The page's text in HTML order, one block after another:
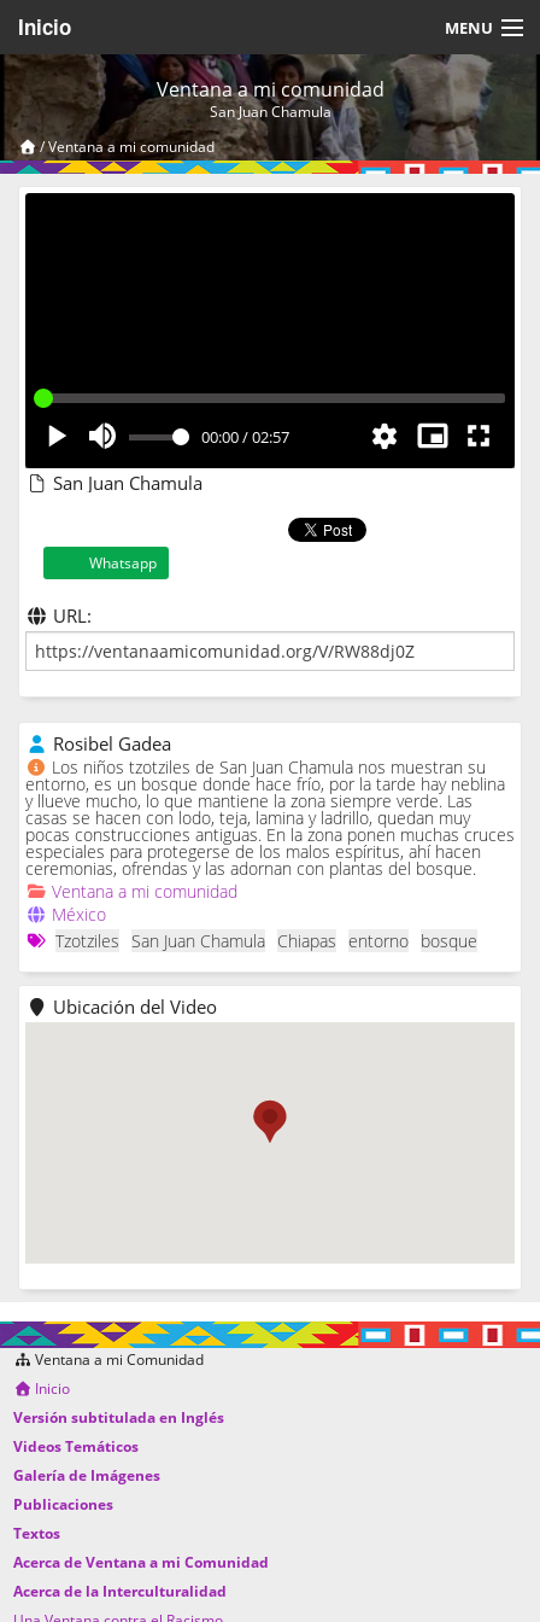
Inicio MENU
Acerca de
Videos Temáticos
Cerrar Sesión
Ventana a mi comunidad
San Juan Chamula
/Ventana a mi comunidad
00:00/02:57
San Juan Chamula
Whatsapp
URL:
Rosibel Gadea
Los niños tzotziles de San Juan Chamula nos muestran su
entorno, es un bosque donde hace frío, por la tarde hay neblina
y llueve mucho, lo que mantiene la zona siempre verde. Las
casas se hacen con lodo, teja, lamina y ladrillo, quedan muy
pocas construcciones antiguas. En la zona ponen muchas cruces
especiales para protegerse de los malos espíritus, ahí hacen
ceremonias, ofrendas y las adornan con plantas del bosque.
Ventana a mi comunidad
México
Tzotziles
San Juan Chamula Chiapas entorno bosque
Ubicación del Video
Ventana a mi Comunidad
Inicio
Versión subtitulada en Inglés
Videos Temáticos
Galería de Imágenes
Publicaciones
Textos
Acerca de Ventana a mi Comunidad
Acerca de la Interculturalidad